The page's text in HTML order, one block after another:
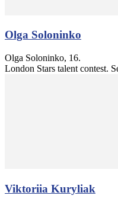
Olga Soloninko
Olga Soloninko, 16.
London Stars talent contest.
Viktoriia Kuryliak